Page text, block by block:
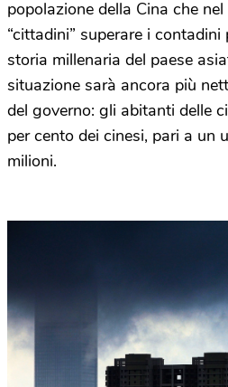
popolazione della Cina che
“cittadini” superare i
storia millenaria del paese
situazione sarà ancora più
del governo: gli abitanti delle
per cento dei cinesi, pari a un
milioni.